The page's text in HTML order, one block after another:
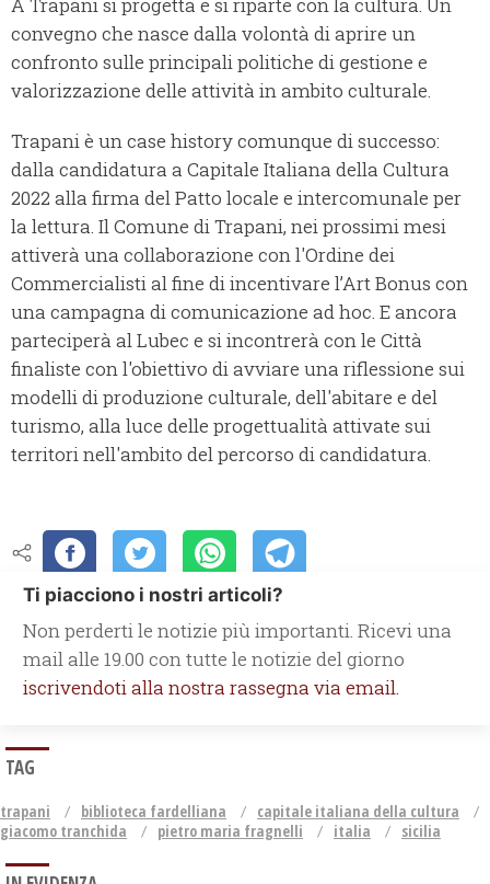
convegno che nasce dalla volontà di aprire un
confronto sulle principali politiche di gestione e
valorizzazione delle attività in ambito culturale.
Trapani è un case history comunque di successo:
dalla candidatura a Capitale Italiana della Cultura
2022 alla firma del Patto locale e intercomunale per
la lettura. Il Comune di Trapani, nei prossimi mesi
attiverà una collaborazione con l'Ordine dei
Commercialisti al fine di incentivare l’Art Bonus con
una campagna di comunicazione ad hoc. E ancora
parteciperà al Lubec e si incontrerà con le Città
finaliste con l'obiettivo di avviare una riflessione sui
modelli di produzione culturale, dell'abitare e del
turismo, alla luce delle progettualità attivate sui
territori nell'ambito del percorso di candidatura.
Ti piacciono i nostri articoli?
Non perderti le notizie più importanti. Ricevi una
mail alle 19.00 con tutte le notizie del giorno
iscrivendoti alla nostra rassegna via email.
TAG
trapani biblioteca fardelliana
capitale italiana della cultura
giacomo tranchida
pietro maria fragnelli italia sicilia